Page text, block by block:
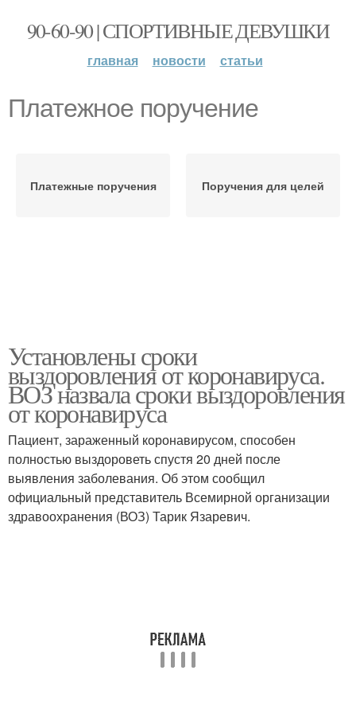
90-60-90 | СПОРТИВНЫЕ ДЕВУШКИ
главная новости статьи
Платежное поручение
Платежные поручения Поручения для целей
Установлены сроки
выздоровления от коронавируса.
ВОЗ назвала сроки выздоровления
от коронавируса
Пациент, зараженный коронавирусом, способен
полностью выздороветь спустя 20 дней после
выявления заболевания. Об этом сообщил
официальный представитель Всемирной организации
здравоохранения (ВОЗ) Тарик Язаревич.